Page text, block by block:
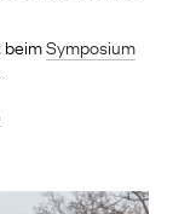
beimSymposium